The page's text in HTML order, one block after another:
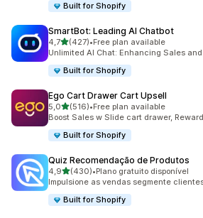
Built for Shopify
SmartBot: Leading AI Chatbot
4,7de 5 estrelas
(427)
427 total de avaliações
•Free plan available
Unlimited AI Chat: Enhancing Sales
Built for Shopify
Ego Cart Drawer Cart Upsell
5,0de 5 estrelas
(516)
516 total de avaliações
•Free plan available
Boost Sales w Slide cart drawer,
Built for Shopify
Quiz Recomendação de Produtos
4,9de 5 estrelas
(430)
430 total de avaliações
•Plano gratuito disponível
Impulsione as vendas segmente
Built for Shopify